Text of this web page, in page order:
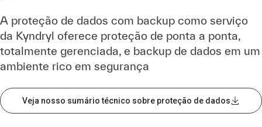
A proteção de dados com backup como serviço
da Kyndryl oferece proteção de ponta a ponta,
totalmente gerenciada, e backup de dados em um
ambiente rico em segurança
Veja nosso sumário técnico sobre proteção de dados